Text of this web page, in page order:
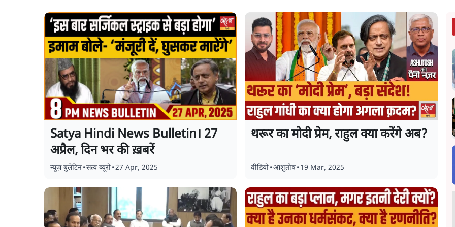
Satya Hindi News Bulletin। 27
अप्रैल, दिन भर की ख़बरें
न्यूज़ बुलेटिन•सत्य ब्यूरो•27 Apr, 2025
थरूर का मोदी प्रेम, राहुल क्या करेंगे अब?
वीडियो•आशुतोष• 19 Mar, 2025